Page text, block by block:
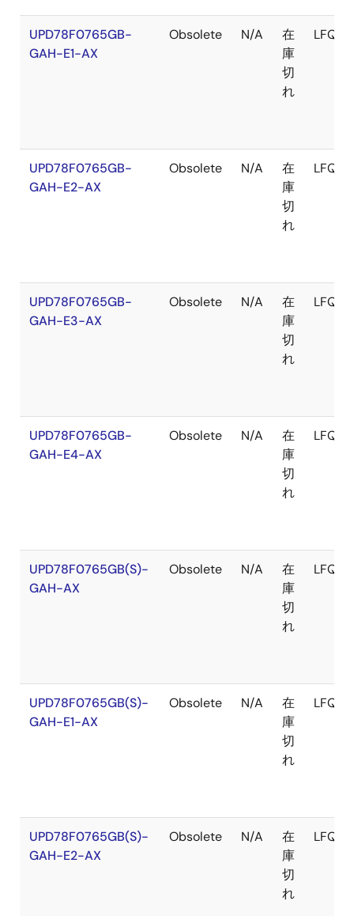
UPD78F0765GB-
GAH-E1-AX
Obsolete N/A
在
庫
切
れ
LFQFP
UPD78F0765GB-
GAH-E2-AX
Obsolete N/A
在
庫
切
れ
LFQFP
UPD78F0765GB-
GAH-E3-AX
Obsolete N/A
在
庫
切
れ
LFQFP
UPD78F0765GB-
GAH-E4-AX
Obsolete N/A
在
庫
切
れ
LFQFP
UPD78F0765GB(S)-
GAH-AX
Obsolete N/A
在
庫
切
れ
LFQFP
UPD78F0765GB(S)-
GAH-E1-AX
Obsolete N/A
在
庫
切
れ
LFQFP
UPD78F0765GB(S)-
GAH-E2-AX
Obsolete N/A
在
庫
切
れ
LFQFP